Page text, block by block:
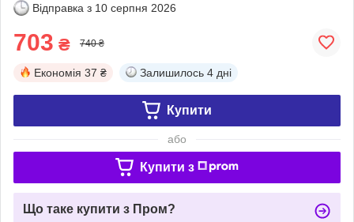
Відправка з 10 серпня 2026
703 ₴ 740 ₴
Економія 37 ₴ Залишилось 4 дні
Купити
або
Купити з
Що таке купити з Пром?